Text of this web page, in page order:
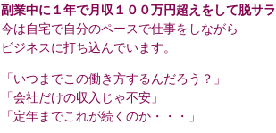
副業中に１年で月収１００万円超えをして脱サラ
今は自宅で自分のペースで仕事をしながら
ビジネスに打ち込んでいます。
「いつまでこの働き方するんだろう？」
「会社だけの収入じゃ不安」
「定年までこれが続くのか・・・」